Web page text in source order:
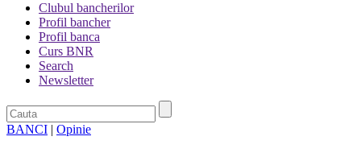
Clubul bancherilor
Profil bancher
Profil banca
Curs BNR
Search
Newsletter
BANCI | Opinie